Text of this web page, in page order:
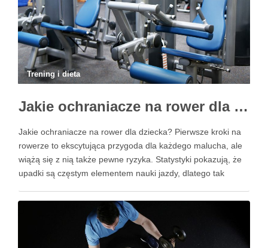
Trening i dieta
Jakie ochraniacze na rower dla dziecka wybrać? Praktyczny poradnik
Jakie ochraniacze na rower dla dziecka? Pierwsze kroki na
rowerze to ekscytująca przygoda dla każdego malucha, ale
wiążą się z nią także pewne ryzyka. Statystyki pokazują, że
upadki są częstym elementem nauki jazdy, dlatego tak
Ochraniacze na rower dla dzieci stanowią kluczowy element